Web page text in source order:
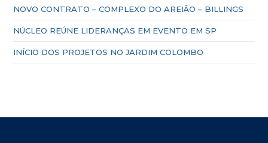
NOVO CONTRATO – COMPLEXO DO AREIÃO – BILLINGS
NÚCLEO REÚNE LIDERANÇAS EM EVENTO EM SP
INÍCIO DOS PROJETOS NO JARDIM COLOMBO